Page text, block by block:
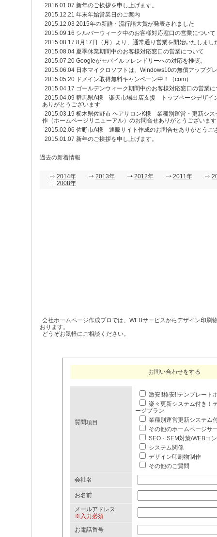
2016.01.07 新年のご挨拶を申し上げます。
2015.12.21 年末年始営業日のご案内
2015.12.03 2015年の新語・流行語大賞が発表されました
2015.09.16 シルバーウィーク中のお客様対応窓口の営業について
2015.08.17 8月17日（月）より、通常通り営業を開始いたしまし
2015.08.04 夏季休業期間中のお客様対応窓口の営業について
2015.07.20 Googleがモバイルフレンドリーへの対応を推奨。
2015.06.04 日本マイクロソフトは、Windows10の無償アップグ
2015.05.20 ドメイン取得無料キャンペーン中！（com）
2015.04.17 ゴールデンウィーク期間中のお客様対応窓口の営業に
2015.04.09 群馬県A様 楽天市場出店支援 トップページデザイ
ありがとうございます
2015.03.19 栃木県佐野市 ヘアサロンK様 業種別運営・更新シス
作（ホームページリニューアル）のお問合せありがとうございます
2015.02.06 佐野市A様 通販サイト作成のお問合せありがとうご
2015.01.07 新年のご挨拶を申し上げます。
過去の新着情報
2014年 2013年 2012年 2011年
2008年
会社ホームページ作成プロでは、WEBサービスからデザイン印刷
おります。
どうぞお気軽にご相談ください。
お問い合わせをする
質問項目
激安!!格安!!テンプレート
楽々更新システム付き！
ージプラン
業種別運営更新システム
その他のホームページサ
SEO・SEM対策/WEBコ
システム関係
デザイン印刷物制作
その他のご質問
会社名
お名前
メールアドレス
※入力必須
お電話番号